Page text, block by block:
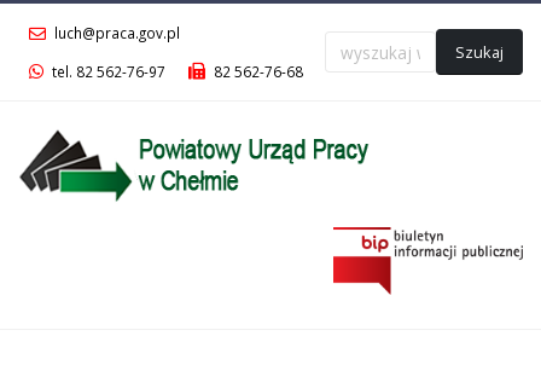
luch@praca.gov.pl
tel. 82 562-76-97
82 562-76-68
Szukaj